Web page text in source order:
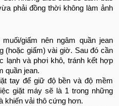
phải đồng thời không làm ảnh
giấm nên ngâm quần jean
(hoặc giấm) vài giờ. Sau đó cần
lạnh và phơi khô, tránh kết hợp
quần jean.
tay để giữ độ bền và độ mềm
giặt máy sẽ là 1 trong những
khiến vải thô cứng hơn.